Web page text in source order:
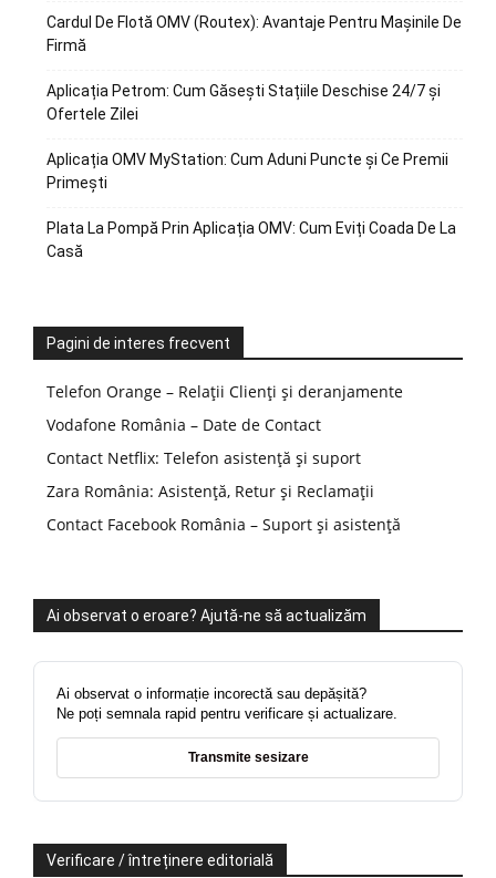
Cardul De Flotă OMV (Routex): Avantaje Pentru Mașinile De
Firmă
Aplicația Petrom: Cum Găsești Stațiile Deschise 24/7 și
Ofertele Zilei
Aplicația OMV MyStation: Cum Aduni Puncte și Ce Premii
Primești
Plata La Pompă Prin Aplicația OMV: Cum Eviți Coada De La
Casă
Pagini de interes frecvent
Telefon Orange – Relații Clienți și deranjamente
Vodafone România – Date de Contact
Contact Netflix: Telefon asistență și suport
Zara România: Asistență, Retur și Reclamații
Contact Facebook România – Suport și asistență
Ai observat o eroare? Ajută-ne să actualizăm
Ai observat o informație incorectă sau depășită?
Ne poți semnala rapid pentru verificare și actualizare.
Transmite sesizare
Verificare / întreținere editorială